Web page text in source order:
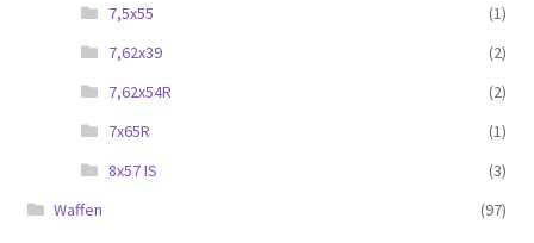
7,5x55
(1)
7,62x39
(2)
7,62x54R
(2)
7x65R
(1)
8x57 IS
(3)
Waffen
(97)